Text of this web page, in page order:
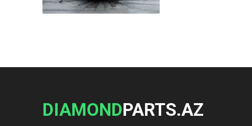
DIAMONDPARTS.AZ